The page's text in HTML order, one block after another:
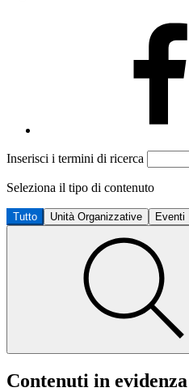
Inserisci i termini di ricerca
Seleziona il tipo di contenuto
Tutto Unità Organizzative Eventi
Contenuti in evidenza